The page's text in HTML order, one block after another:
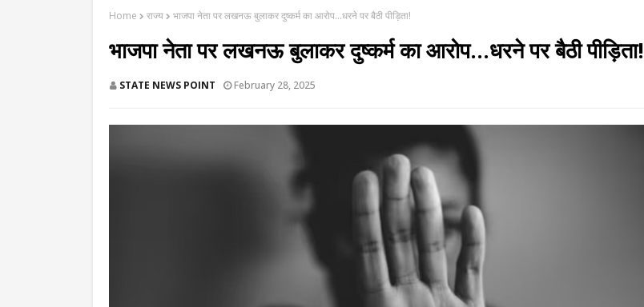
Home राज्य भाजपा नेता पर लखनऊ बुलाकर दुष्कर्म का आरोप...धरने पर बैठी पीड़िता!
भाजपा नेता पर लखनऊ बुलाकर दुष्कर्म का आरोप...धरने पर बैठी पीड़िता!
STATE NEWS POINT February 28, 2025